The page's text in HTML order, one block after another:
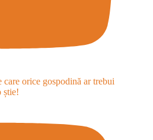
orice gospodină ar trebui
știe!